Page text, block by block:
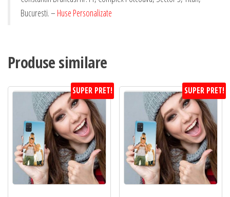
Bucuresti. – Huse Personalizate
Produse similare
SUPER PRET! SUPER PRET!